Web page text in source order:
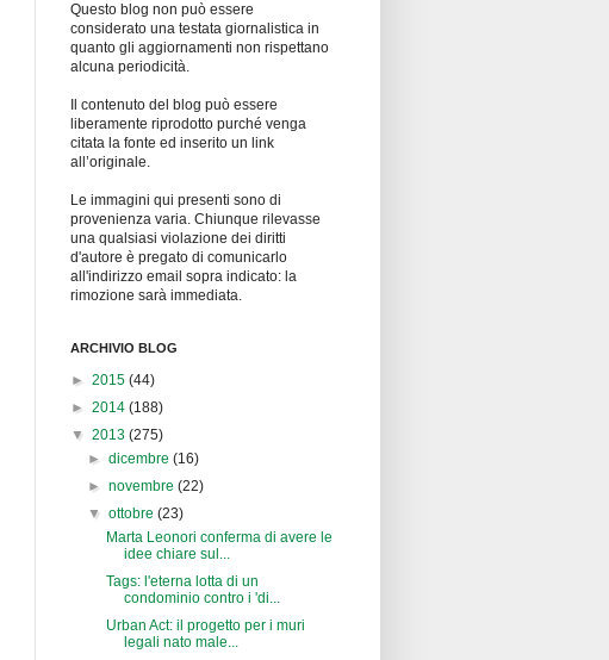
Questo blog non può essere
considerato una testata giornalistica in
quanto gli aggiornamenti non rispettano
alcuna periodicità.
Il contenuto del blog può essere
liberamente riprodotto purché venga
citata la fonte ed inserito un link
all’originale.
Le immagini qui presenti sono di
provenienza varia. Chiunque rilevasse
una qualsiasi violazione dei diritti
d'autore è pregato di comunicarlo
all'indirizzo email sopra indicato: la
rimozione sarà immediata.
ARCHIVIO BLOG
► 2015 (44)
► 2014 (188)
▼ 2013 (275)
►dicembre(16)
►novembre(22)
▼ottobre(23)
Marta Leonori conferma di avere le
idee chiare sul...
Tags: l'eterna lotta di un
condominio contro i 'di...
Urban Act: il progetto per i muri
legali nato male...